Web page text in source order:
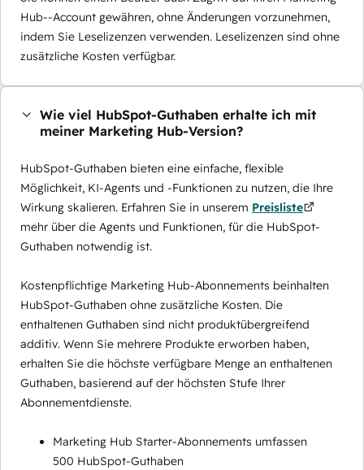
Hub--Account gewähren, ohne Änderungen vorzunehmen,
indem Sie Leselizenzen verwenden. Leselizenzen sind ohne
zusätzliche Kosten verfügbar.
Wie viel HubSpot-Guthaben erhalte ich mit
meiner Marketing Hub-Version?
HubSpot-Guthaben bieten eine einfache, flexible
Möglichkeit, KI-Agents und -Funktionen zu nutzen, die Ihre
Wirkung skalieren. Erfahren Sie in unserem Preisliste
mehr über die Agents und Funktionen, für die HubSpot-
Guthaben notwendig ist.
Kostenpflichtige Marketing Hub-Abonnements beinhalten
HubSpot-Guthaben ohne zusätzliche Kosten. Die
enthaltenen Guthaben sind nicht produktübergreifend
additiv. Wenn Sie mehrere Produkte erworben haben,
erhalten Sie die höchste verfügbare Menge an enthaltenen
Guthaben, basierend auf der höchsten Stufe Ihrer
Abonnementdienste.
Marketing Hub Starter-Abonnements umfassen
500 HubSpot-Guthaben